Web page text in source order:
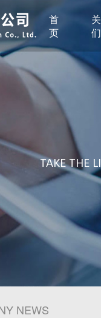
首
页
们
TAKE THE
NEWS